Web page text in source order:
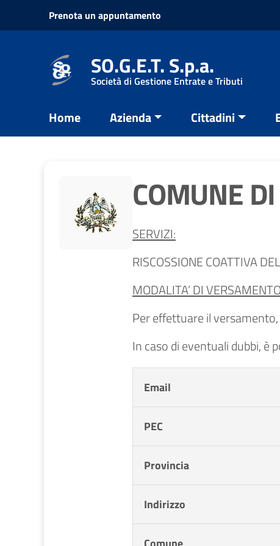
Vai ai contenuti
Vai al menu di navigazione
Prenota un appuntamento
SO.G.E.T. S.p.a.
Società di Gestione Entrate e Tributi
Home Azienda Cittadini
COMUNE
SERVIZI:
RISCOSSIONE COATTIVA
MODALITA’ DI
Per effettuare il
In caso di eventuali dubbi, è
Email
PEC
Provincia
Indirizzo